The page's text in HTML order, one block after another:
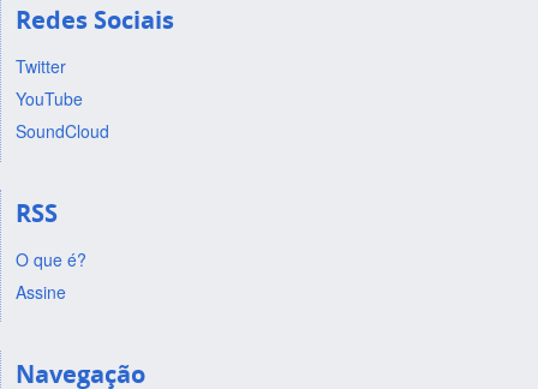
Redes Sociais
Twitter
YouTube
SoundCloud
RSS
O que é?
Assine
Navegação